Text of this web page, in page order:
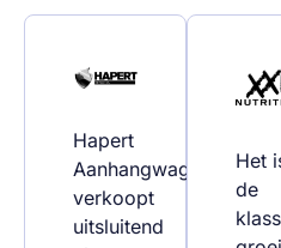
Hapert
Aanhangwagens
verkoopt
uitsluitend
Het
de